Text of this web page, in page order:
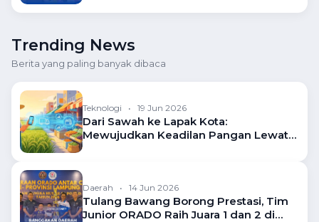
Trending News
Berita yang paling banyak dibaca
Teknologi • 19 Jun 2026
Dari Sawah ke Lapak Kota:
Mewujudkan Keadilan Pangan Lewat
Daerah • 14 Jun 2026
Tulang Bawang Borong Prestasi, Tim
Junior ORADO Raih Juara 1 dan 2 di